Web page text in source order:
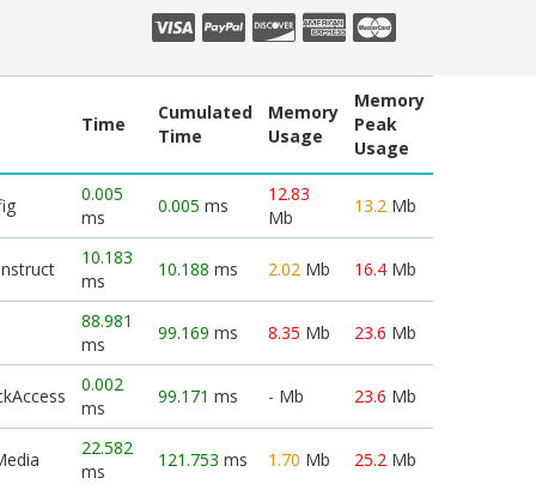
Time
Cumulated
Time
Memory
Usage
Memory
Peak
Usage
0.005
ms
0.005 ms
12.83
Mb
13.2 Mb
10.183
ms
10.188 ms 2.02 Mb 16.4 Mb
88.981
ms
99.169 ms 8.35 Mb 23.6 Mb
0.002
ms
99.171 ms - Mb 23.6 Mb
22.582
ms
121.753 ms 1.70 Mb 25.2 Mb